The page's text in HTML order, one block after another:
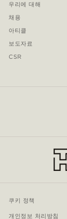
우리에 대해
채용
아티클
보도자료
CSR
쿠키 정책
개인정보 처리방침